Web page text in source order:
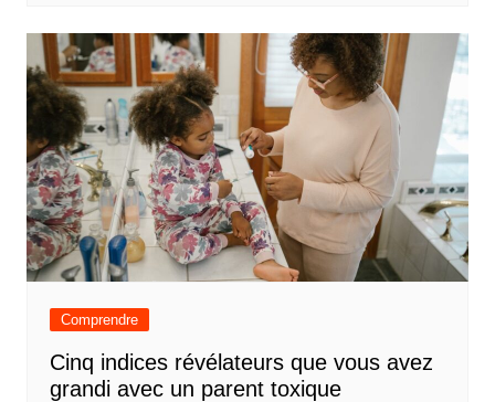
Comprendre
Cinq indices révélateurs que vous avez
grandi avec un parent toxique